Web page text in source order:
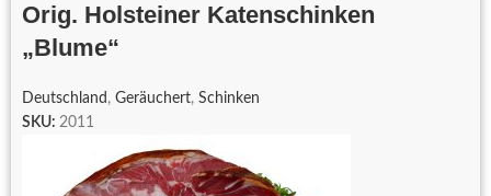
Orig. Holsteiner Katenschinken
„Blume“
Deutschland , Geräuchert, Schinken
SKU: 2011